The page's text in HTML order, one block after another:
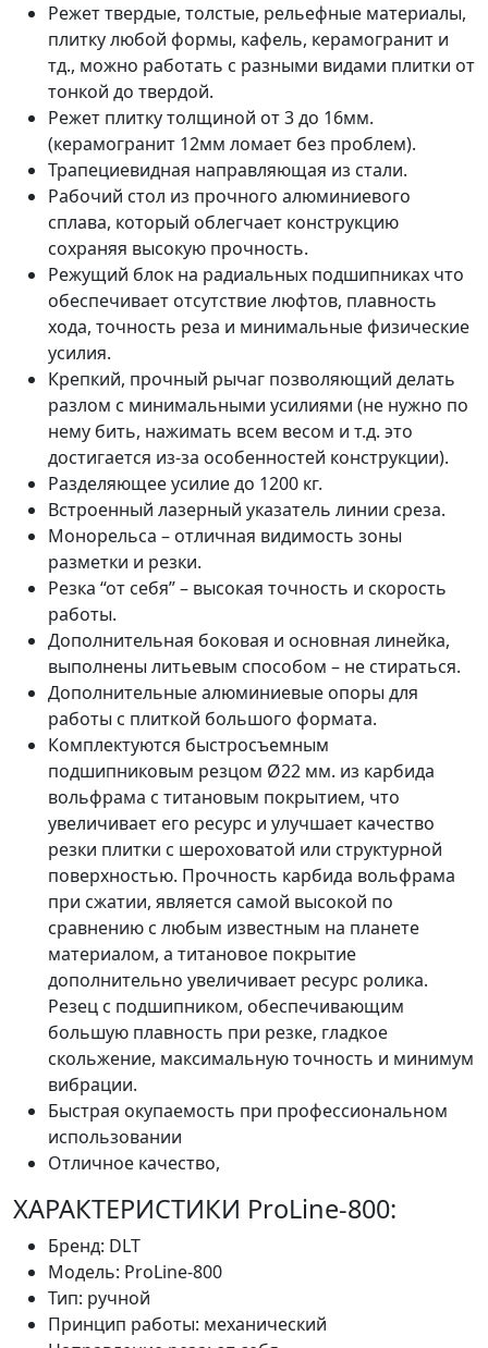
Режет твердые, толстые, рельефные материалы,
плитку любой формы, кафель, керамогранит и
тд., можно работать с разными видами плитки от
тонкой до твердой.
Режет плитку толщиной от 3 до 16мм.
(керамогранит 12мм ломает без проблем).
Трапециевидная направляющая из стали.
Рабочий стол из прочного алюминиевого
сплава, который облегчает конструкцию
сохраняя высокую прочность.
Режущий блок на радиальных подшипниках что
обеспечивает отсутствие люфтов, плавность
хода, точность реза и минимальные физические
усилия.
Крепкий, прочный рычаг позволяющий делать
разлом с минимальными усилиями (не нужно по
нему бить, нажимать всем весом и т.д. это
достигается из-за особенностей конструкции).
Разделяющее усилие до 1200 кг.
Встроенный лазерный указатель линии среза.
Монорельса – отличная видимость зоны
разметки и резки.
Резка “от себя” – высокая точность и скорость
работы.
Дополнительная боковая и основная линейка,
выполнены литьевым способом – не стираться.
Дополнительные алюминиевые опоры для
работы с плиткой большого формата.
Комплектуются быстросъемным
подшипниковым резцом Ø22 мм. из карбида
вольфрама с титановым покрытием, что
увеличивает его ресурс и улучшает качество
резки плитки с шероховатой или структурной
поверхностью. Прочность карбида вольфрама
при сжатии, является самой высокой по
сравнению с любым известным на планете
материалом, а титановое покрытие
дополнительно увеличивает ресурс ролика.
Резец с подшипником, обеспечивающим
большую плавность при резке, гладкое
скольжение, максимальную точность и минимум
вибрации.
Быстрая окупаемость при профессиональном
использовании
Отличное качество,
ХАРАКТЕРИСТИКИ ProLine-800:
Бренд: DLT
Модель: ProLine-800
Тип: ручной
Принцип работы: механический